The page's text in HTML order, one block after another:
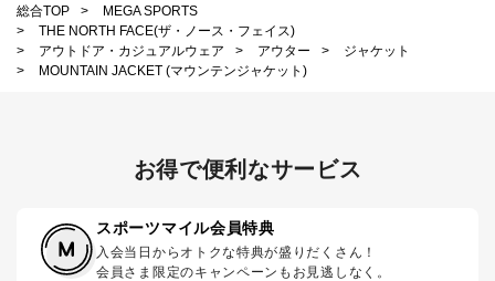
総合TOP
>
MEGA SPORTS
>
THE NORTH FACE(ザ・ノース・フェイス)
>
アウトドア・カジュアルウェア > アウター >
ジャケット
>
MOUNTAIN JACKET (マウンテンジャケット)
お得で便利なサービス
スポーツマイル会員特典
入会当日からオトクな特典が盛りだくさん！
会員さま限定のキャンペーンもお見逃しなく。